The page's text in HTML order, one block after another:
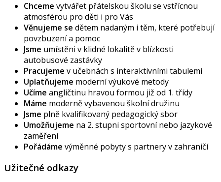
Chceme vytvářet přátelskou školu se vstřícnou
atmosférou pro děti i pro Vás
Věnujeme se dětem nadaným i těm, které potřebují
povzbuzení a pomoc
Jsme umístěni v klidné lokalitě v blízkosti
autobusové zastávky
Pracujeme v učebnách s interaktivními tabulemi
Uplatňujeme moderní výukové metody
Učíme angličtinu hravou formou již od 1. třídy
Máme moderně vybavenou školní družinu
Jsme plně kvalifikovaný pedagogický sbor
Umožňujeme na 2. stupni sportovní nebo jazykové
zaměření
Pořádáme výměnné pobyty s partnery v zahraničí
Užitečné odkazy